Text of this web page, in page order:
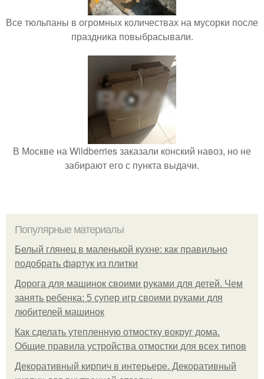
Все тюльпаны в огромных количествах на мусорки после
праздника повыбрасывали.
В Москве на Wildberries заказали конский навоз, но не
забирают его с пункта выдачи.
Популярные материалы
Белый глянец в маленькой кухне: как правильно
подобрать фартук из плитки
Дорога для машинок своими руками для детей. Чем
занять ребенка: 5 супер игр своими руками для
любителей машинок
Как сделать утепленную отмостку вокруг дома.
Общие правила устройства отмостки для всех типов
Декоративный кирпич в интерьере. Декоративный